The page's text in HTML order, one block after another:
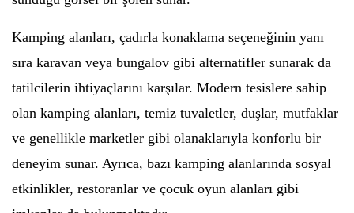
Kamping alanları, çadırla konaklama seçeneğinin yanı
sıra karavan veya bungalov gibi alternatifler sunarak da
tatilcilerin ihtiyaçlarını karşılar. Modern tesislere sahip
olan kamping alanları, temiz tuvaletler, duşlar, mutfaklar
ve genellikle marketler gibi olanaklarıyla konforlu bir
deneyim sunar. Ayrıca, bazı kamping alanlarında sosyal
etkinlikler, restoranlar ve çocuk oyun alanları gibi